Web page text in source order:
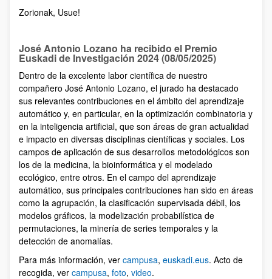
Zorionak, Usue!
José Antonio Lozano ha recibido el Premio
Euskadi de Investigación 2024 (08/05/2025)
Dentro de la excelente labor científica de nuestro
compañero José Antonio Lozano, el jurado ha destacado
sus relevantes contribuciones en el ámbito del aprendizaje
automático y, en particular, en la optimización combinatoria y
en la inteligencia artificial, que son áreas de gran actualidad
e impacto en diversas disciplinas científicas y sociales. Los
campos de aplicación de sus desarrollos metodológicos son
los de la medicina, la bioinformática y el modelado
ecológico, entre otros. En el campo del aprendizaje
automático, sus principales contribuciones han sido en áreas
como la agrupación, la clasificación supervisada débil, los
modelos gráficos, la modelización probabilística de
permutaciones, la minería de series temporales y la
detección de anomalías.
Para más información, ver campusa, euskadi.eus. Acto de
recogida, ver campusa, foto, video.